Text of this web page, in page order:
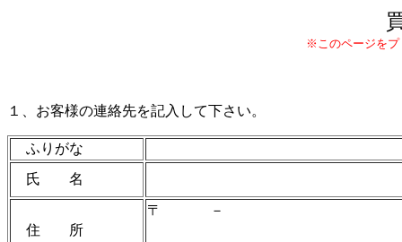
※このページをプ
１、お客様の連絡先を記入して下さい。
ふりがな
氏 名
住 所
〒 －